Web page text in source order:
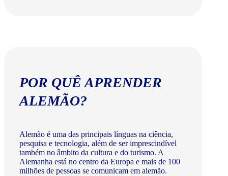
POR QUÊ APRENDER
ALEMÃO?
Alemão é uma das principais línguas na ciência,
pesquisa e tecnologia, além de ser imprescindível
também no âmbito da cultura e do turismo. A
Alemanha está no centro da Europa e mais de 100
milhões de pessoas se comunicam em alemão.